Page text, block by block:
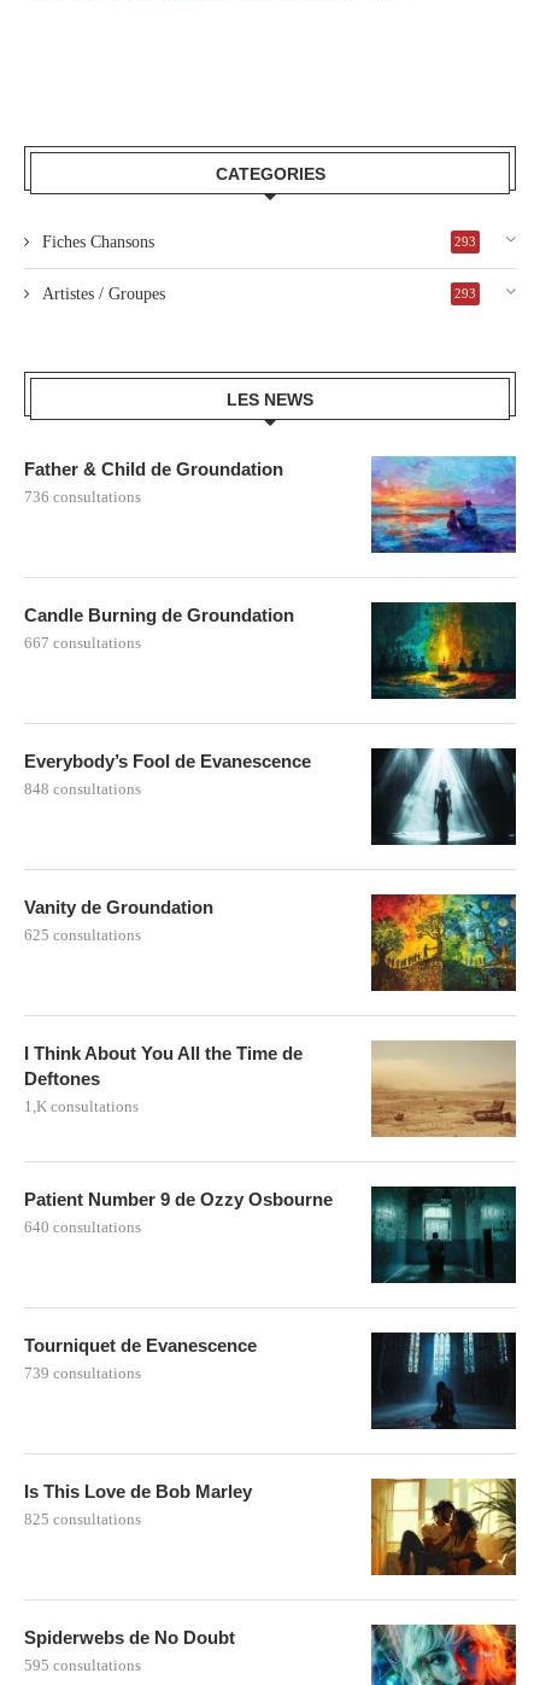
CATEGORIES
Fiches Chansons 293
Artistes / Groupes 293
LES NEWS
Father & Child de Groundation
736 consultations
Candle Burning de Groundation
667 consultations
Everybody’s Fool de Evanescence
848 consultations
Vanity de Groundation
625 consultations
I Think About You All the Time de
Deftones
1,K consultations
Patient Number 9 de Ozzy Osbourne
640 consultations
Tourniquet de Evanescence
739 consultations
Is This Love de Bob Marley
825 consultations
Spiderwebs de No Doubt
595 consultations